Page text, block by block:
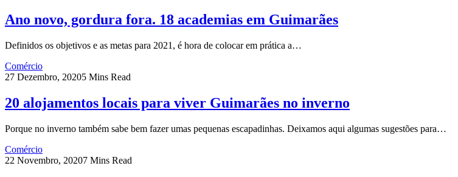
Ano novo, gordura fora. 18 academias em Guimarães
Definidos os objetivos e as metas para 2021, é hora de colocar em prática a…
Comércio
27 Dezembro, 20205 Mins Read
20 alojamentos locais para viver Guimarães no inverno
Porque no inverno também sabe bem fazer umas pequenas escapadinhas. Deixamos aqui algumas sugestões para…
Comércio
22 Novembro, 20207 Mins Read